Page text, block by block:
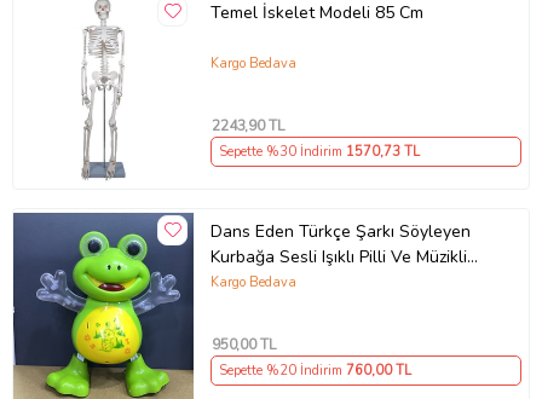
Temel İskelet Modeli 85 Cm
Kargo Bedava
2243,90 TL
Sepette %30 İndirim 1570,73 TL
Dans Eden Türkçe Şarkı Söyleyen
Kurbağa Sesli Işıklı Pilli Ve Müzikli
Dansçı Hareketli Kurbağa
Kargo Bedava
950,00 TL
Sepette %20 İndirim 760,00 TL